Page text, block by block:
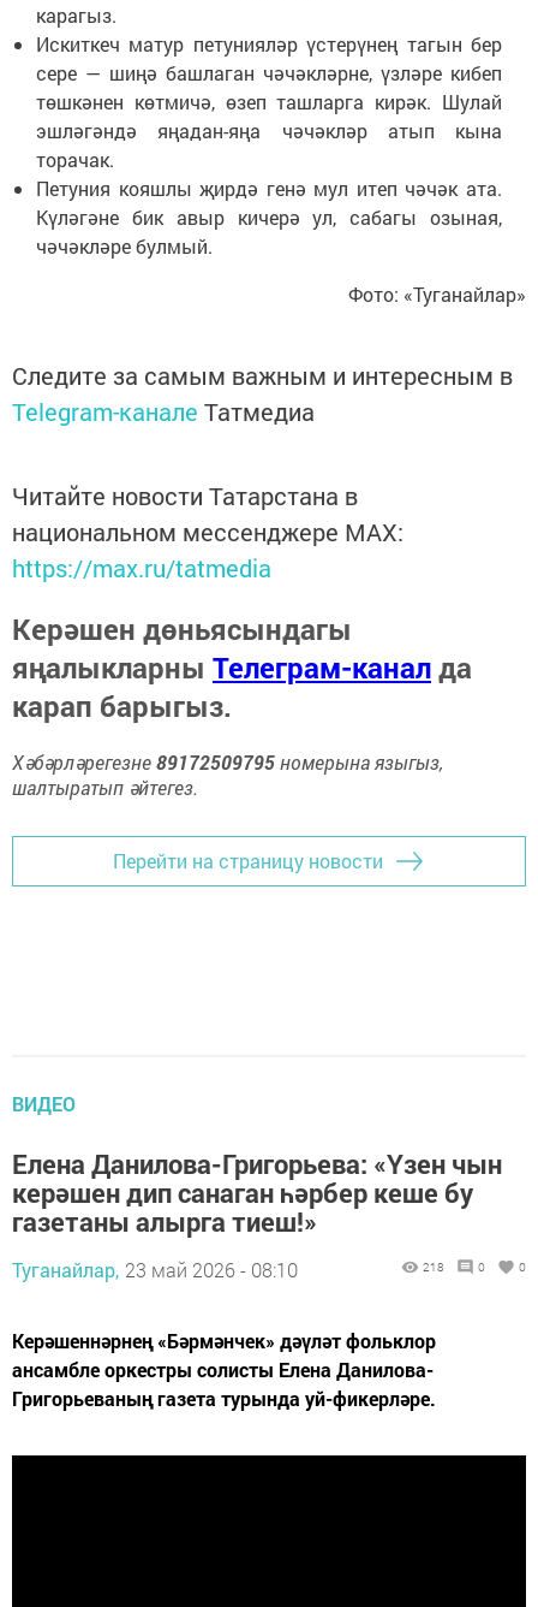
карагыз.
Искиткеч матур петунияләр үстерүнең тагын бер
сере — шиңә башлаган чәчәкләрне, үзләре кибеп
төшкәнен көтмичә, өзеп ташларга кирәк. Шулай
эшләгәндә яңадан-яңа чәчәкләр атып кына
торачак.
Петуния кояшлы җирдә генә мул итеп чәчәк ата.
Күләгәне бик авыр кичерә ул, сабагы озыная,
чәчәкләре булмый.
Фото: «Туганайлар»
Следите за самым важным и интересным в
Telegram-канале Татмедиа
Читайте новости Татарстана в
национальном мессенджере MАХ:
https://max.ru/tatmedia
Керәшен дөньясындагы
яңалыкларны Телеграм-каналда
карап барыгыз.
Хәбәрләрегезне89172509795номерына языгыз,
шалтыратып әйтегез.
Перейти на страницу новости
ВИДЕО
Елена Данилова-Григорьева: «Үзен чын
керәшен дип санаган һәрбер кеше бу
газетаны алырга тиеш!»
Туганайлар, 23 май 2026 - 08:10 218 0 0
Керәшеннәрнең «Бәрмәнчек» дәүләт фольклор
ансамбле оркестры солисты Елена Данилова-
Григорьеваның газета турында уй-фикерләре.